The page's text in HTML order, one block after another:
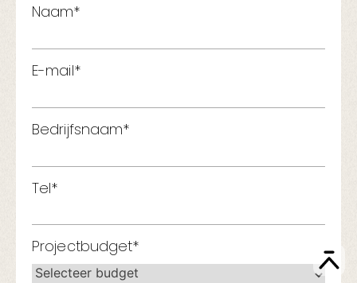
Naam*
E-mail*
Bedrijfsnaam*
Tel*
Projectbudget*